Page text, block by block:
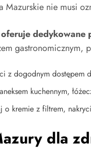
Mazurskie nie musi
dedykowane
z dogodnym dostępem
kuchennym,
o kremie z filtrem,
dla